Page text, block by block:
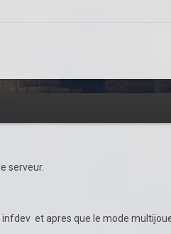
serveur.
et apres que le mode